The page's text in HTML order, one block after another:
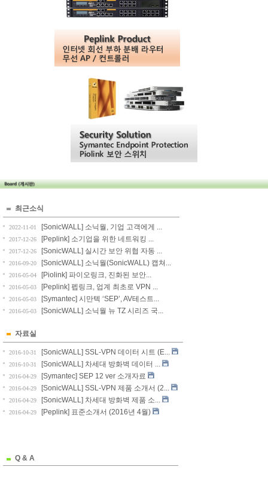
최근소식
2022-11-01 [SonicWALL] 소닉월, 기업 고객에게 ...
2017-12-26 [Peplink] 소기업을 위한 네트워킹 ...
2017-12-26 [SonicWALL] 실시간 보안 위협 자동 ...
2016-09-20 [SonicWALL] 소닉월(SonicWALL) 캡쳐...
2016-05-04 [Piolink] 파이오링크, 진화된 보안...
2016-05-03 [Peplink] 펩링크, 업계 최초로 VPN ...
2016-05-03 [Symantec] 시만텍 ‘SEP’, AV테스트...
2016-05-03 [SonicWALL] 소닉월 뉴 TZ 시리즈 국...
자료실
2016-10-31 [SonicWALL] SSL-VPN 데이터 시트 (E...
2016-10-31 [SonicWALL] 차세대 방화벽 데이터 ...
2016-04-29 [Symantec] SEP 12 ver 소개자료
2016-04-29 [SonicWALL] SSL-VPN 제품 소개서 (2...
2016-04-29 [SonicWALL] 차세대 방화벽 제품 소...
2016-04-29 [Peplink] 표준소개서 (2016년 4월)
Q & A